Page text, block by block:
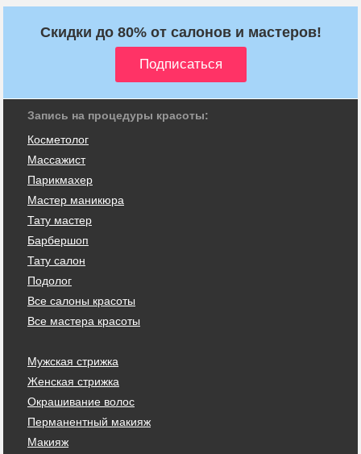
Скидки до 80% от салонов и мастеров!
Запись на процедуры красоты:
Косметолог
Массажист
Парикмахер
Мастер маникюра
Тату мастер
Барбершоп
Тату салон
Подолог
Все салоны красоты
Все мастера красоты
Мужская стрижка
Женская стрижка
Окрашивание волос
Перманентный макияж
Макияж